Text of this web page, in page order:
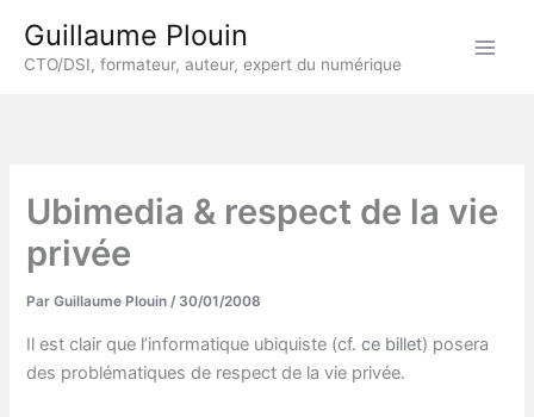
contenu
Guillaume Plouin
CTO/DSI, formateur, auteur, expert du numérique
Ubimedia & respect de la vie
privée
ParGuillaume Plouin/ 30/01/2008
Il est clair que l’informatique ubiquiste (cf.ce billet) posera
des problématiques de respect de la vie privée.